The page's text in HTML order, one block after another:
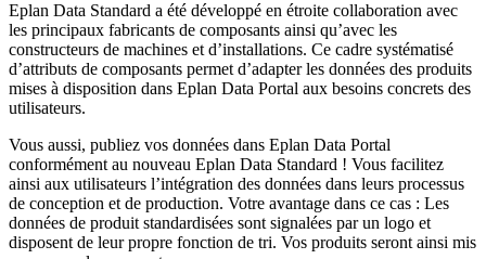
Eplan Data Standard a été développé en étroite collaboration avec
les principaux fabricants de composants ainsi qu’avec les
constructeurs de machines et d’installations. Ce cadre systématisé
d’attributs de composants permet d’adapter les données des produits
mises à disposition dans Eplan Data Portal aux besoins concrets des
utilisateurs.
Vous aussi, publiez vos données dans Eplan Data Portal
conformément au nouveau Eplan Data Standard ! Vous facilitez
ainsi aux utilisateurs l’intégration des données dans leurs processus
de conception et de production. Votre avantage dans ce cas : Les
données de produit standardisées sont signalées par un logo et
disposent de leur propre fonction de tri. Vos produits seront ainsi mis